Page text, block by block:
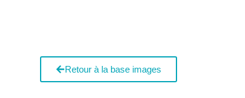
Retour à la base images